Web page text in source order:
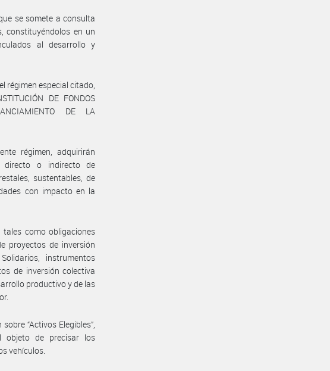
se somete a consulta
constituyéndolos en un
al desarrollo y
régimen especial citado,
DE FONDOS
DE LA
régimen, adquirirán
directo o indirecto de
sustentables, de
con impacto en la
como obligaciones
proyectos de inversión
instrumentos
de inversión colectiva
productivo y de las
“Activos Elegibles”,
objeto de precisar los
vehículos.